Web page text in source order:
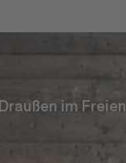
Draußen im Freien